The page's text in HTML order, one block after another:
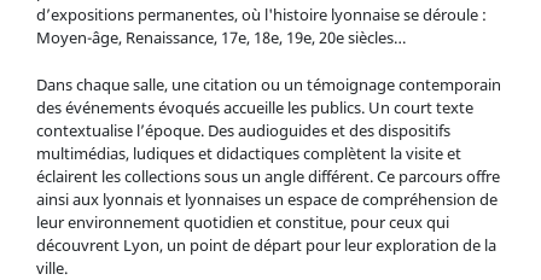
Salle du Musée d'Histoire de Lyon vers 1940-1950 - ©
d’expositions permanentes, où l'histoire lyonnaise se déroule :
Moyen-âge, Renaissance, 17e, 18e, 19e, 20e siècles…
Dans chaque salle, une citation ou un témoignage contemporain
des événements évoqués accueille les publics. Un court texte
contextualise l’époque. Des audioguides et des dispositifs
multimédias, ludiques et didactiques complètent la visite et
éclairent les collections sous un angle différent. Ce parcours offre
ainsi aux lyonnais et lyonnaises un espace de compréhension de
leur environnement quotidien et constitue, pour ceux qui
découvrent Lyon, un point de départ pour leur exploration de la
ville.
Chantier de rénovation de Gadagne - © Gadagne, 2005